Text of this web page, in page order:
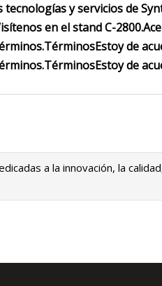
y servicios de
en el stand C-2800.
.TérminosEstoy de
.TérminosEstoy de
a la innovación, la